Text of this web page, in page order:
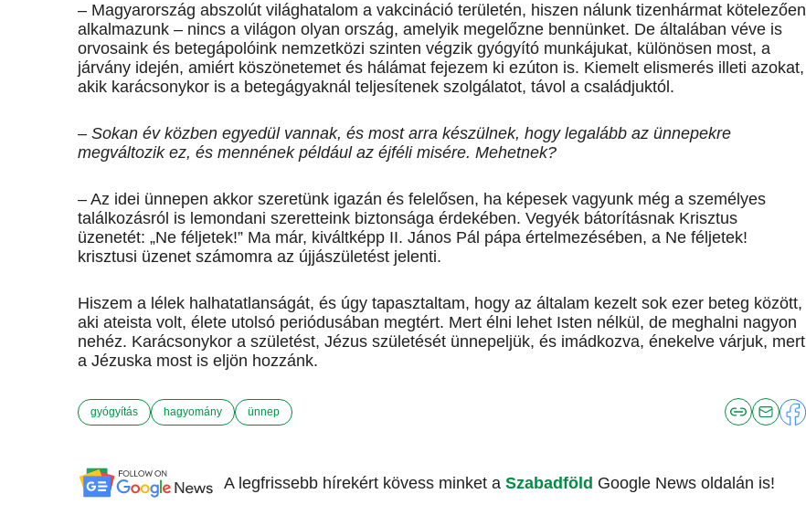
– Magyarország abszolút világhatalom a vakcináció területén, hiszen nálunk tizenhármat kötelezően
alkalmazunk – nincs a világon olyan ország, amelyik megelőzne bennünket. De általában véve is
orvosaink és betegápolóink nemzetközi szinten végzik gyógyító munkájukat, különösen most, a
járvány idején, amiért köszönetemet és hálámat fejezem ki ezúton is. Kiemelt elismerés illeti azokat,
akik karácsonykor is a betegágyaknál teljesítenek szolgálatot, távol a családjuktól.
– Sokan év közben egyedül vannak, és most arra készülnek, hogy legalább az ünnepekre
megváltozik ez, és mennének például az éjféli misére. Mehetnek?
– Az idei ünnepen akkor szeretünk igazán és felelősen, ha képesek vagyunk még a személyes
találkozásról is lemondani szeret­teink biztonsága érdekében. Vegyék bátorításnak Krisztus
üzenetét: „Ne féljetek!” Ma már, kiváltképp II. János Pál pápa értelmezésében, a Ne féljetek!
krisztusi üzenet számomra az újjászületést jelenti.
Hiszem a lélek halhatatlanságát, és úgy tapasztaltam, hogy az általam kezelt sok ezer beteg között,
aki ateista volt, élete utolsó periódusában megtért. Mert élni lehet Isten nélkül, de meghalni nagyon
nehéz. Karácsonykor a születést, Jézus születését ünnepeljük, és imádkozva, énekelve várjuk, mert
a Jézuska most is eljön hozzánk.
gyógyítás hagyomány ünnep
A legfrissebb hírekért kövess minket a Szabadföld Google News oldalán is!